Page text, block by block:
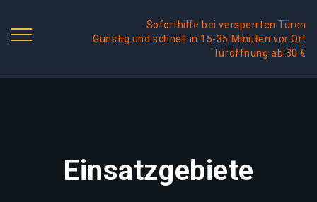
Soforthilfe bei versperrten Türen
Günstig und schnell in 15-35 Minuten vor Ort
Türöffnung ab 30 €
Einsatzgebiete